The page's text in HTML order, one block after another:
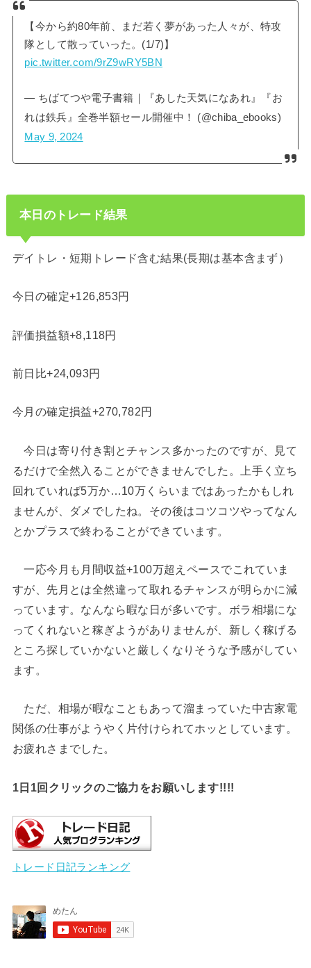
【今から約80年前、まだ若く夢があった人々が、特攻
隊として散っていった。(1/7)】
pic.twitter.com/9rZ9wRY5BN
— ちばてつや電子書籍｜『あした天気になあれ』『お
れは鉄兵』全巻半額セール開催中！ (@chiba_ebooks)
May 9, 2024
本日のトレード結果
デイトレ・短期トレード含む結果(長期は基本含まず）
今日の確定+126,853円
評価損益額+8,118円
前日比+24,093円
今月の確定損益+270,782円
今日は寄り付き割とチャンス多かったのですが、見て
るだけで全然入ることができませんでした。上手く立ち
回れていれば5万か…10万くらいまではあったかもしれ
ませんが、ダメでしたね。その後はコツコツやってなん
とかプラスで終わることができています。
一応今月も月間収益+100万超えペースでこれていま
すが、先月とは全然違って取れるチャンスが明らかに減
っています。なんなら暇な日が多いです。ボラ相場にな
ってくれないと稼ぎようがありませんが、新しく稼げる
ところ探していかないと厳しくなりそうな予感がしてい
ます。
ただ、相場が暇なこともあって溜まっていた中古家電
関係の仕事がようやく片付けられてホッとしています。
お疲れさまでした。
1日1回クリックのご協力をお願いします!!!!
トレード日記ランキング